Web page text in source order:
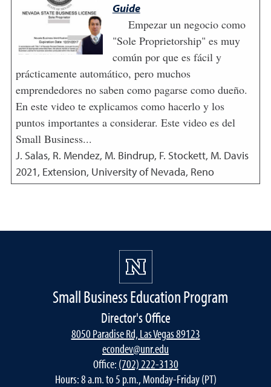
Guide
Empezar un negocio como
"Sole Proprietorship" es muy
común por que es fácil y
prácticamente automático, pero muchos
emprendedores no saben como pagarse como dueño.
En este video te explicamos como hacerlo y los
puntos importantes a considerar. Este video es del
Small Business...
J. Salas, R. Mendez, M. Bindrup, F. Stockett, M. Davis
2021, Extension, University of Nevada, Reno
Small Business Education Program
Director's Office
8050 Paradise Rd, Las Vegas 89123
econdev@unr.edu
Office: (702) 222-3130
Hours: 8 a.m. to 5 p.m., Monday-Friday (PT)